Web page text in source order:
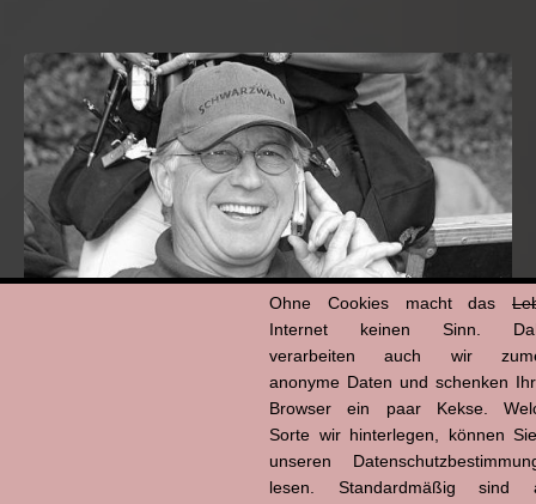
Ohne Cookies macht das
Internet keinen Sinn.
verarbeiten auch wir
anonyme Daten und schenken
Browser ein paar Kekse.
Sorte wir hinterlegen, können
unseren
lesen. Standardmäßig sind